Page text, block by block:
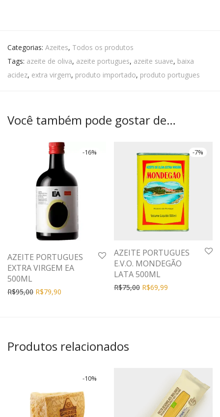
Categorias: Azeites, Todos os produtos
Tags: azeite de oliva, azeite portugues, azeite suave, baixa
acidez, extra virgem, produto importado, produto portugues
Você também pode gostar de…
-16%
AZEITE PORTUGUES
EXTRA VIRGEM EA
500ML
R$95,00 R$79,90
-7%
AZEITE PORTUGUES
E.V.O. MONDEGÃO
LATA 500ML
R$75,00 R$69,99
Produtos relacionados
-10%